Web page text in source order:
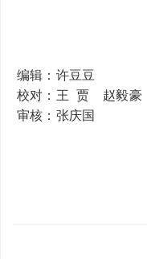
编辑：许豆豆
校对：王 贾 赵毅豪
审核：张庆国